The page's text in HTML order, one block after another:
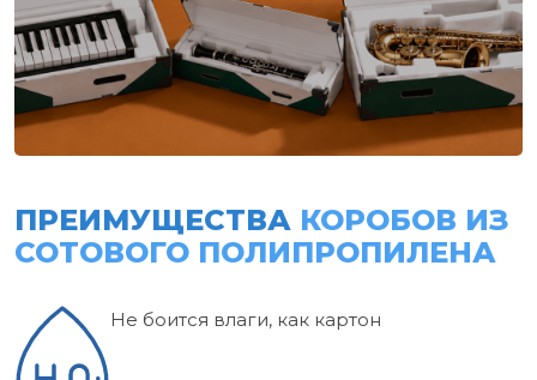
ПРЕИМУЩЕСТВА КОРОБОВ ИЗ
СОТОВОГО ПОЛИПРОПИЛЕНА
Не боится влаги, как картон